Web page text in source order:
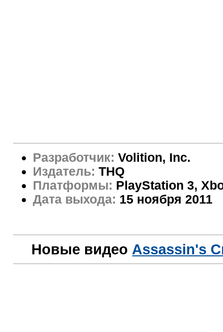
Разработчик: Volition, Inc.
Издатель: THQ
Платформы: PlayStation 3,
Дата выхода: 15 ноября 2011
Новые видео Assassin's